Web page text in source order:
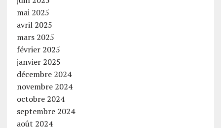
mai 2025
avril 2025
mars 2025
février 2025
janvier 2025
décembre 2024
novembre 2024
octobre 2024
septembre 2024
août 2024